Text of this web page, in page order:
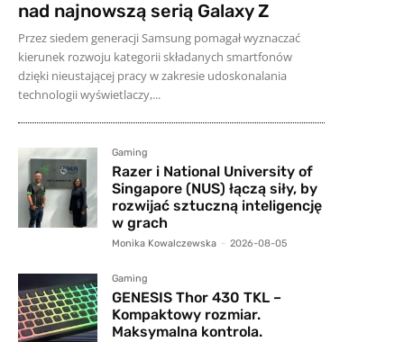
nad najnowszą serią Galaxy Z
Przez siedem generacji Samsung pomagał wyznaczać
kierunek rozwoju kategorii składanych smartfonów
dzięki nieustającej pracy w zakresie udoskonalania
technologii wyświetlaczy,...
Gaming
Razer i National University of
Singapore (NUS) łączą siły, by
rozwijać sztuczną inteligencję
w grach
Monika Kowalczewska - 2026-08-05
Gaming
GENESIS Thor 430 TKL –
Kompaktowy rozmiar.
Maksymalna kontrola.